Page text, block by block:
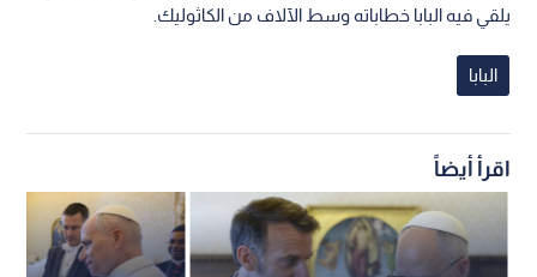
يلقي فيه البابا خطاباته وسط الآلاف من الكاثوليك.
البابا
اقرأ أيضاً